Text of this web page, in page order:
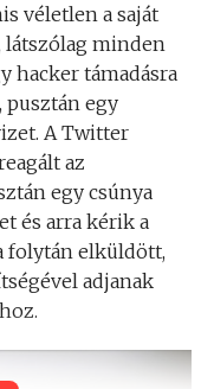
véletlen a saját
látszólag minden
hacker támadásra
pusztán egy
A Twitter
az
egy csúnya
és arra kérik a
folytán elküldött,
adjanak